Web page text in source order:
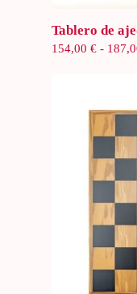
Tablero de
154,00 € -